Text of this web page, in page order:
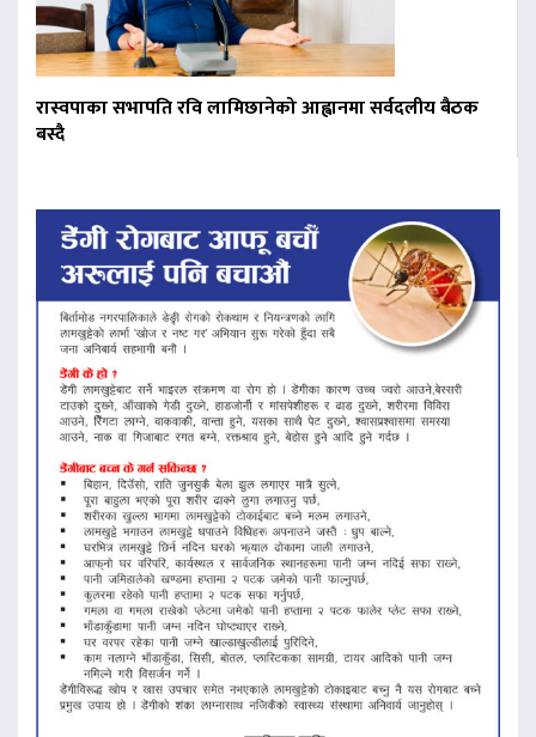
रास्वपाका सभापति रवि लामिछानेको आह्वानमा सर्वदलीय बैठक
बस्दै